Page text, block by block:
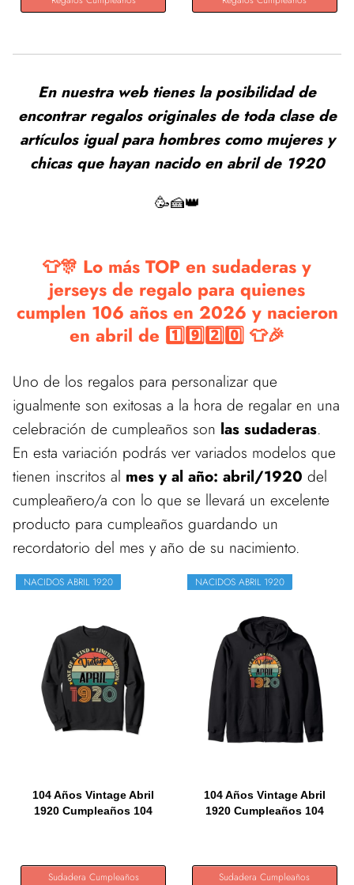
En nuestra web tienes la posibilidad de
encontrar regalos originales de toda clase de
artículos igual para hombres como mujeres y
chicas que hayan nacido en abril de 1920
🥳🍰👑
👕🎊 Lo más TOP en sudaderas y
jerseys de regalo para quienes
cumplen 106 años en 2026 y nacieron
en abril de 1️⃣9️⃣2️⃣0️⃣ 👕🎉
Uno de los regalos para personalizar que
igualmente son exitosas a la hora de regalar en una
celebración de cumpleaños son las sudaderas.
En esta variación podrás ver variados modelos que
tienen inscritos al mes y al año: abril/1920 del
cumpleañero/a con lo que se llevará un excelente
producto para cumpleaños guardando un
recordatorio del mes y año de su nacimiento.
NACIDOS ABRIL 1920
104 Años Vintage Abril
1920 Cumpleaños 104
Sudadera Cumpleaños
NACIDOS ABRIL 1920
104 Años Vintage Abril
1920 Cumpleaños 104
Sudadera Cumpleaños